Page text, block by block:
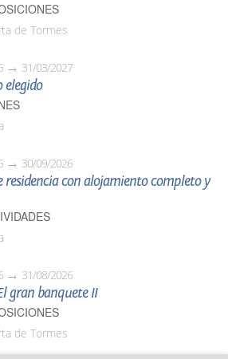
de Tormes
31/03/2027
elegido
30/09/2026
residencia con alojamiento completo y
31/08/2026
gran banquete II
de Tormes